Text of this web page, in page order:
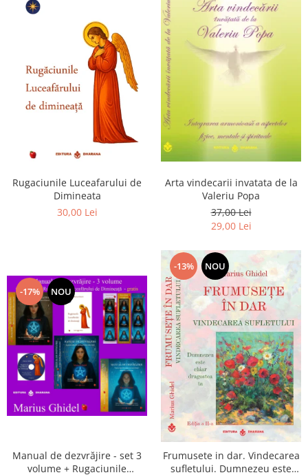
Rugaciunile Luceafarului de
Dimineata
30,00 Lei
Arta vindecarii invatata de la
Valeriu Popa
37,00 Lei
29,00 Lei
-17% NOU
Manual de dezvrăjire - set 3
volume + Rugaciunile
-13% NOU
Frumusete in dar. Vindecarea
sufletului. Dumnezeu este